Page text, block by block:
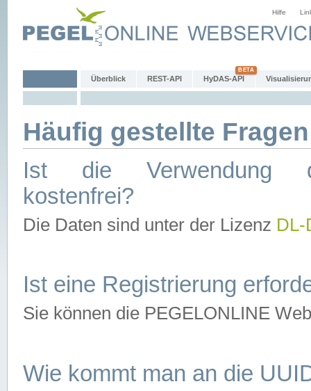
Hilfe
Überblick REST-API HyDAS-API
Häufig gestellte
Ist die Verwendung
kostenfrei?
Die Daten sind unter der Lizenz
Ist eine Registrierung
Sie können die PEGELONLINE
Wie kommt man an die